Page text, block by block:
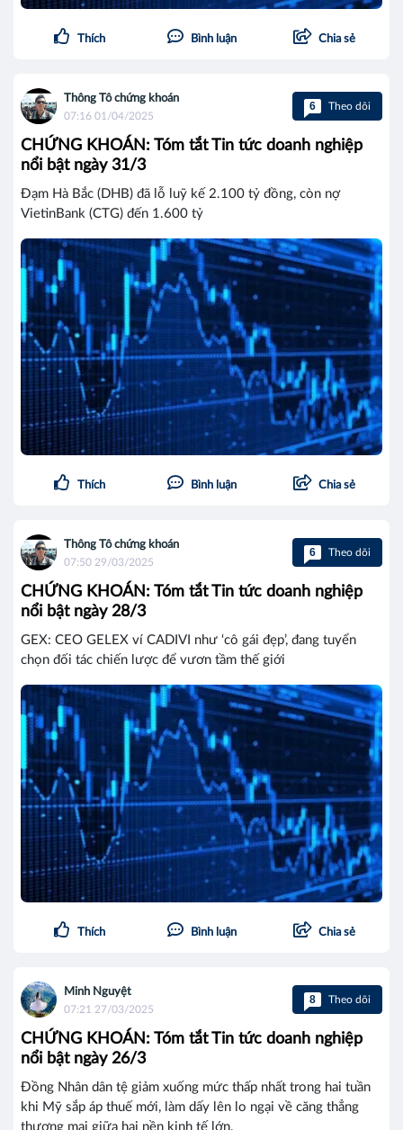
Thích Bình luận Chia sẻ
Thông Tô chứng khoán
07:16 01/04/2025
6 Theo dõi
CHỨNG KHOÁN: Tóm tắt Tin tức doanh nghiệp
nổi bật ngày 31/3
Đạm Hà Bắc (DHB) đã lỗ luỹ kế 2.100 tỷ đồng, còn nợ
VietinBank (CTG) đến 1.600 tỷ
Thích Bình luận Chia sẻ
Thông Tô chứng khoán
07:50 29/03/2025
6 Theo dõi
CHỨNG KHOÁN: Tóm tắt Tin tức doanh nghiệp
nổi bật ngày 28/3
GEX: CEO GELEX ví CADIVI như ‘cô gái đẹp’, đang tuyển
chọn đối tác chiến lược để vươn tầm thế giới
Thích Bình luận Chia sẻ
Minh Nguyệt
07:21 27/03/2025
8 Theo dõi
CHỨNG KHOÁN: Tóm tắt Tin tức doanh nghiệp
nổi bật ngày 26/3
Đồng Nhân dân tệ giảm xuống mức thấp nhất trong hai tuần
khi Mỹ sắp áp thuế mới, làm dấy lên lo ngại về căng thẳng
thương mại giữa hai nền kinh tế lớn.